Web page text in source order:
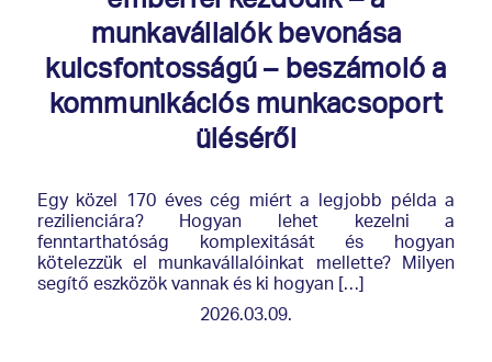
munkavállalók bevonása
kulcsfontosságú – beszámoló a
kommunikációs munkacsoport
üléséről
Egy közel 170 éves cég miért a legjobb példa a
rezilienciára? Hogyan lehet kezelni a
fenntarthatóság komplexitását és hogyan
kötelezzük el munkavállalóinkat mellette? Milyen
segítő eszközök vannak és ki hogyan […]
2026.03.09.